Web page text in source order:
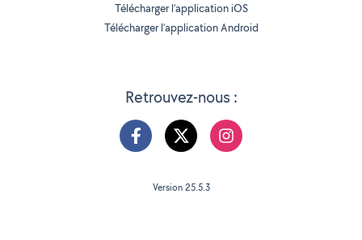
Retrouvez-nous :
Télécharger l’application iOS
Télécharger l’application Android
Version 25.5.3